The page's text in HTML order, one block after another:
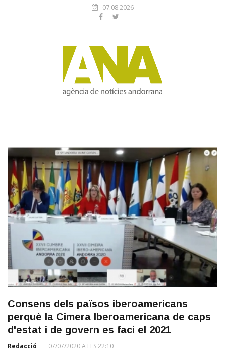
07.08.2026
Consens dels països iberoamericans
perquè la Cimera Iberoamericana de caps
d'estat i de govern es faci el 2021
Redacció 07/07/2020 A LES 22:10